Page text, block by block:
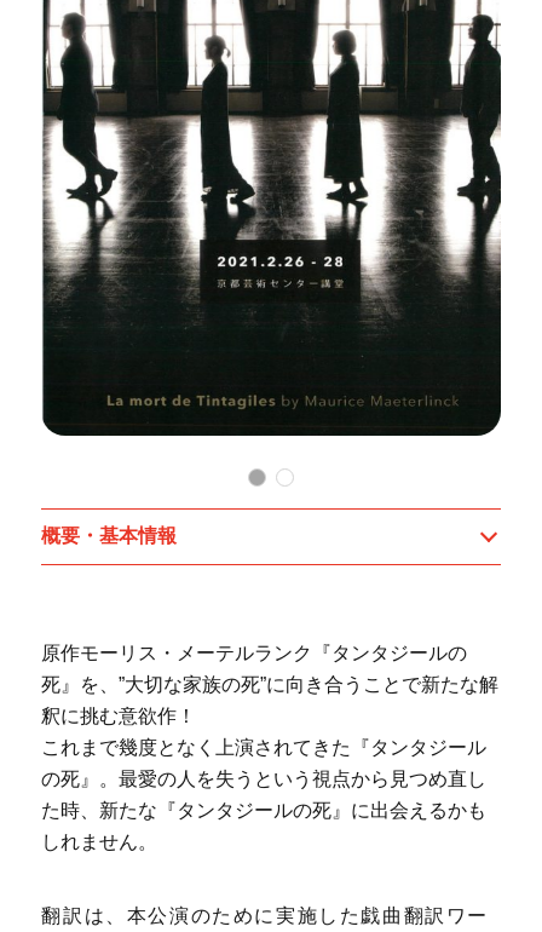
概要・基本情報
原作モーリス・メーテルランク『タンタジールの
死』を、”大切な家族の死”に向き合うことで新たな解
釈に挑む意欲作！
これまで幾度となく上演されてきた『タンタジール
の死』。最愛の人を失うという視点から見つめ直し
た時、新たな『タンタジールの死』に出会えるかも
しれません。
翻訳は、本公演のために実施した戯曲翻訳ワー